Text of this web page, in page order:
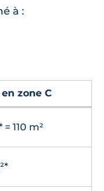
à :
zone C
110 m²